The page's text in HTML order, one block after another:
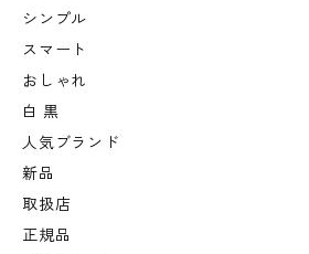
シンプル
スマート
おしゃれ
白 黒
人気ブランド
新品
取扱店
正規品